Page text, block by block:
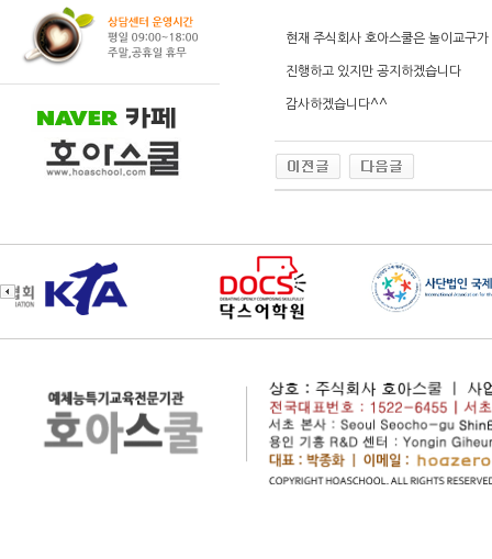
현재 주식회사 호아스쿨은 놀이교구
진행하고 있지만 공지하겠습니다
감사하겠습니다^^